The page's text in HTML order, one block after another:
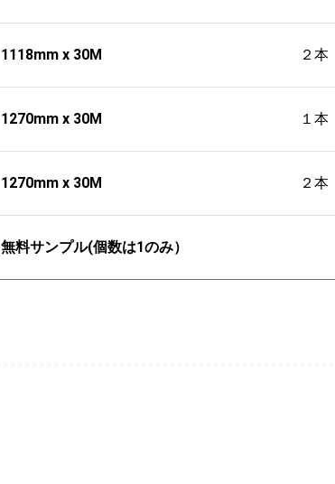
1118mm x 30M ２本
1270mm x 30M １本
1270mm x 30M ２本
無料サンプル(個数は1のみ）